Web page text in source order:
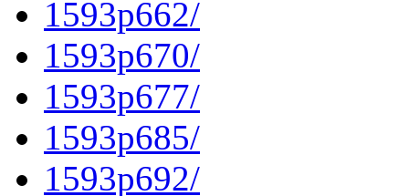
1593p662/
1593p670/
1593p677/
1593p685/
1593p692/